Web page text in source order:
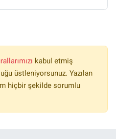
kabul etmiş
üstleniyorsunuz. Yazılan
hiçbir şekilde sorumlu